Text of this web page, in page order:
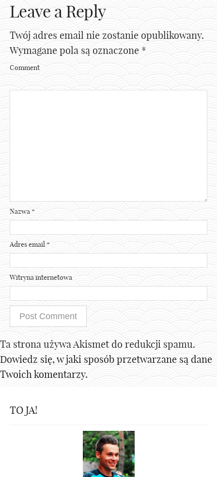
Leave a Reply
Twój adres email nie zostanie opublikowany.
Wymagane pola są oznaczone *
Comment
Nazwa *
Adres email *
Witryna internetowa
Ta strona używa Akismet do redukcji spamu.
Dowiedz się, w jaki sposób przetwarzane są dane
Twoich komentarzy.
TO JA!